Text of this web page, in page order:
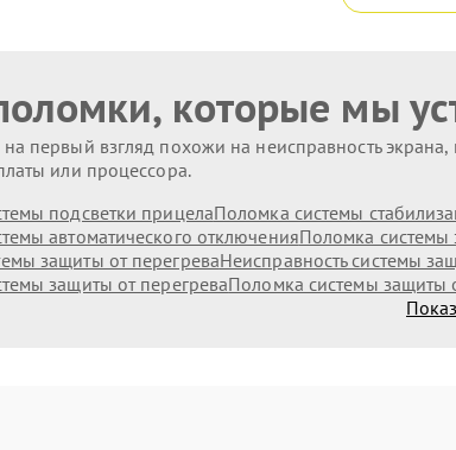
которые мы
первый взгляд похожи на неисправность
или процессора.
подсветки прицелаПоломка системы
автоматического отключенияПоломка системы
защиты от перегреваНеисправность системы
защиты от перегреваПоломка системы защиты